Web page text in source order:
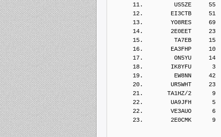
11.         US5ZE     55
12.        EI3CTB     51
13.        YO8RES     69
14.        2E0EET     23
15.         TA7EB     15
16.        EA3FHP     10
17.         ON5YU     14
18.        IK8YFU      3
19.         EW8NN     42
20.        UR5WHT     23
21.       TA1HZ/2      9
22.        UA9JFH      5
22.        VE3AUO      6
23.        2E0CMK      9